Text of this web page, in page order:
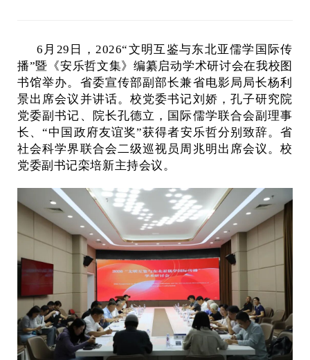
6月29日，2026“文明互鉴与东北亚儒学国际传
播”暨《安乐哲文集》编纂启动学术研讨会在我校图
书馆举办。省委宣传部副部长兼省电影局局长杨利
景出席会议并讲话。校党委书记刘娇，孔子研究院
党委副书记、院长孔德立，国际儒学联合会副理事
长、“中国政府友谊奖”获得者安乐哲分别致辞。省
社会科学界联合会二级巡视员周兆明出席会议。校
党委副书记栾培新主持会议。